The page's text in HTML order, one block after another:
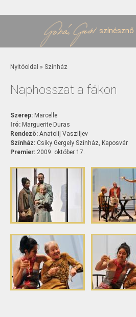
színésznő
Jelenlegi hely
Nyitóoldal » Színház
Naphosszat a fákon
Szerep: Marcelle
Iró: Marguerite Duras
Rendező: Anatolij Vasziljev
Színház: Csiky Gergely Színház, Kaposvár
Premier: 2009. október 17.